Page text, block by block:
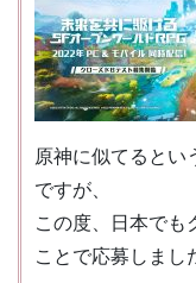
原神に似てるとい
ですが、
この度、日本でも
ことで応募しまし